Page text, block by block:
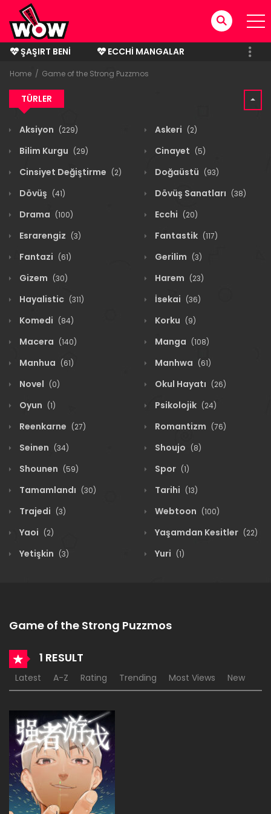
ŞAŞIRT BENI
ECCHI MANGALAR
BITMIŞ MANGALAR
Home Game of the Strong Puzzmos
TÜRLER
Aksiyon (229) Askeri (2)
Bilim Kurgu (29) Cinayet (5)
Cinsiyet Değiştirme (2) Doğaüstü (93)
Dövüş (41) Dövüş Sanatları (38)
Drama (100) Ecchi (20)
Esrarengiz (3) Fantastik (117)
Fantazi (61) Gerilim (3)
Gizem (30) Harem (23)
Hayalistic (311) İsekai (36)
Komedi (84) Korku (9)
Macera (140) Manga (108)
Manhua (61) Manhwa (61)
Novel (0) Okul Hayatı (26)
Oyun (1) Psikolojik (24)
Reenkarne (27) Romantizm (76)
Seinen (34) Shoujo (8)
Shounen (59) Spor (1)
Tamamlandı (30) Tarihi (13)
Trajedi (3) Webtoon (100)
Yaoi (2) Yaşamdan Kesitler (22)
Yetişkin (3) Yuri (1)
Game of the Strong Puzzmos
1 RESULT
Latest A-Z Rating Trending Most Views New